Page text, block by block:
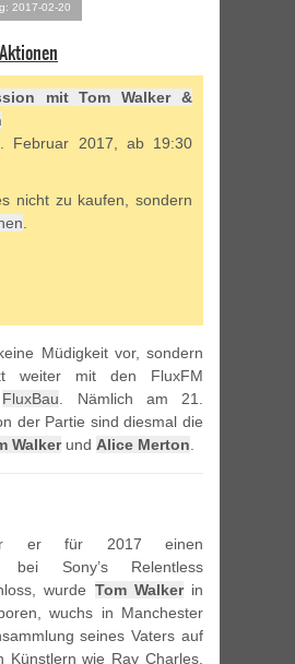
2017-02-20
mit Tom Walker &
Februar 2017, ab 19:30
nicht zu kaufen, sondern
.
Müdigkeit vor, sondern
weiter mit den FluxFM
FluxBau. Nämlich am 21.
der Partie sind diesmal die
Walkerund Alice Merton.
er für 2017 einen
bei Sony’s Relentless
wurde Tom Walkerin
wuchs in Manchester
seines Vaters auf
Künstlern wie Ray Charles,